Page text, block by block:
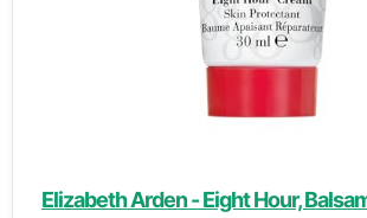
Elizabeth Arden - Eight Hour,